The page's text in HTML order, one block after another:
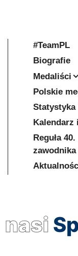
#TeamPL
Biografie
Medaliści
Polskie
Statystyka
Kalendarz
Reguła
zawodnika
nasi